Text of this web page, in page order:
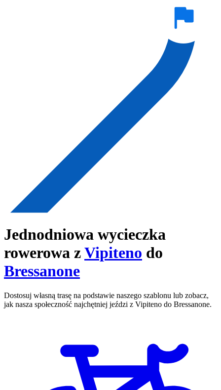
Jednodniowa wycieczka
rowerowa zVipiteno do
Bressanone
Dostosuj własną trasę na podstawie naszego szablonu lub zobacz,
jak nasza społeczność najchętniej jeździ z Vipiteno do Bressanone.